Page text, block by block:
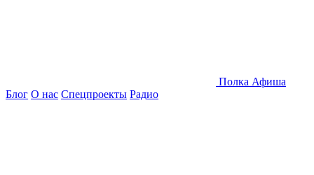
Полка Афиша
Блог О нас Спецпроекты Радио